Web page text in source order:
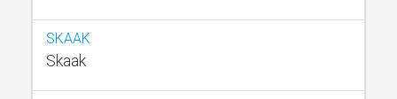
SKAAK
Skaak